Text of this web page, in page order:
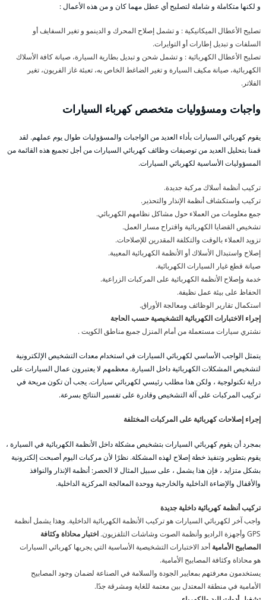
و لكنها متكاملة و شاملة لتصليح أي عطل مهما كان و من هذه الأعمال :
تصليح الأعطال الميكانيكية : و تشمل إصلاح المحرك و الدينمو و تغير السفايف أو
السلفات و تبديل إطارات أو التوايرات.
تصليح الأعطال الكهربائية : و تشمل شحن و تبديل بطارية السيارة، صيانة كافة الأسلاك
الكهربائية، صيانة مكيف السيارة و تغير الضاغط الخاص به، تعبئة غاز الفريون، تغير
الفلاتر.
واجبات ومسؤوليات متخصص كهرباء السيارات
يقوم كهربائي السيارات بأداء العديد من الواجبات والمسؤوليات طوال يوم عملهم. لقد
قمنا بتحليل العديد من توصيفات وظائف كهربائي السيارات من أجل تجميع هذه القائمة من
المسؤوليات الأساسية لكهربائي السيارات.
تركيب أنظمة أسلاك مركبة جديدة.
تركيب واستكشاف أنظمة الإنذار والتحذير.
جمع معلومات من العملاء حول مشاكل نظامهم الكهربائي.
تشخيص القضايا الكهربائية واقتراح مسار العمل.
تزويد العملاء بالوقت والتكلفة المقدرين للإصلاحات.
إصلاح واستبدال الأسلاك أو الأنظمة الكهربائية المعيبة.
صيانة قطع غيار السيارات الكهربائية.
خدمة وإصلاح الأنظمة الكهربائية على المركبات الزراعية.
الحفاظ على بيئة عمل نظيفة.
استكمال تقارير الوظائف ومعالجة الأوراق.
إجراء الاختبارات الكهربائية التشخيصية حسب الحاجة
نشتري سيارات مستعملة من أمام المنزل جميع مناطق الكويت .
يتمثل الواجب الأساسي لكهربائي السيارات في استخدام معدات التشخيص الإلكترونية
لتشخيص المشكلات الكهربائية داخل السيارة. معظمهم لا يعتبرون عمال السيارات على
دراية تكنولوجية ، ولكن هذا مطلب رئيسي لكهربائي سيارات. يجب أن تكون مريحة في
تركيب المركبات على آلة التشخيص وقادرة على تفسير النتائج بسرعة.
إجراء إصلاحات كهربائية على المركبات المختلفة
بمجرد أن يقوم كهربائي السيارات بتشخيص مشكلة داخل الأنظمة الكهربائية في السيارة ،
يقوم بتطوير وتنفيذ خطة إصلاح لهذه المشكلة. نظرًا لأن مركبات اليوم أصبحت إلكترونية
بشكل متزايد ، فإن هذا يشمل ، على سبيل المثال لا الحصر: أنظمة الإنذار والنوافذ
والأقفال والإضاءة الداخلية والخارجية ووحدة المعالجة المركزية الداخلية.
تركيب أنظمة كهربائية داخلية جديدة
واجب آخر لكهربائي السيارات هو تركيب الأنظمة الكهربائية الداخلية. وهذا يشمل أنظمة
GPS وأجهزة الراديو وأنظمة الصوت وشاشات التلفزيون.
اختبار محاذاة وكثافة
المصابيح الأمامية أحد الاختبارات التشخيصية الأساسية التي يجريها كهربائي السيارات
هو محاذاة وكثافة المصابيح الأمامية.
يستخدمون معرفتهم بمعايير الجودة والسلامة في الصناعة لضمان وجود المصابيح
الأمامية في منطقة المعتدل بين معتمة للغاية ومشرقة جدًا.